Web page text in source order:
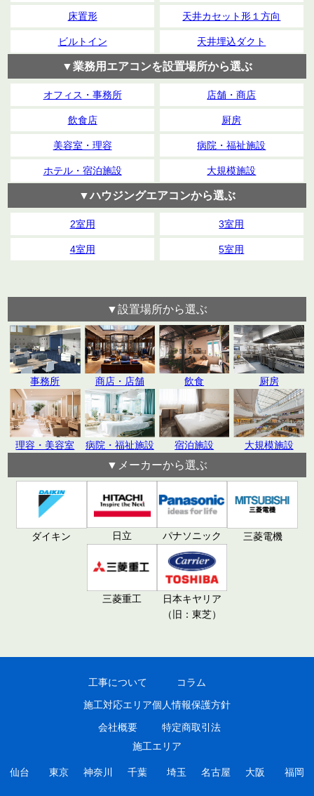
床置形 天井カセット形１方向
ビルトイン 天井埋込ダクト
▼業務用エアコンを設置場所から選ぶ
オフィス・事務所 店舗・商店
飲食店 厨房
美容室・理容 病院・福祉施設
ホテル・宿泊施設 大規模施設
▼ハウジングエアコンから選ぶ
2室用 3室用
4室用 5室用
▼設置場所から選ぶ
事務所 商店・店舗 飲食 厨房
理容・美容室 病院・福祉施設 宿泊施設 大規模施設
▼メーカーから選ぶ
ダイキン 日立 パナソニック 三菱電機
三菱重工
日本キヤリア
（旧：東芝）
工事について
施工対応エリア
会社概要
コラム
個人情報保護方針
特定商取引法
施工エリア
仙台 東京 神奈川 千葉 埼玉 名古屋 大阪 福岡